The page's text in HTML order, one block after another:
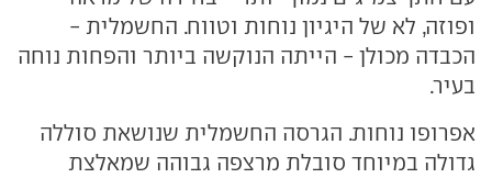
ופוזה, לא של היגיון נוחות וטווח. החשמלית -
הכבדה מכולן - הייתה הנוקשה ביותר והפחות נוחה
בעיר.
אפרופו נוחות. הגרסה החשמלית שנושאת סוללה
גדולה במיוחד סובלת מרצפה גבוהה שמאלצת